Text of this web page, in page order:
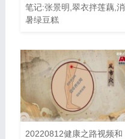
笔记:张景明,翠衣拌莲藕,消
暑绿豆糕
20220812健康之路视频和